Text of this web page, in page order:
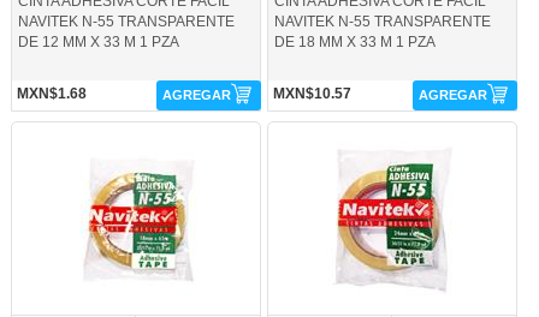
NAVITEK N-55 TRANSPARENTE
DE 12 MM X 33 M 1 PZA
MXN$1.68 AGREGAR
NAVITEK N-55 TRANSPARENTE
DE 18 MM X 33 M 1 PZA
MXN$10.57 AGREGAR